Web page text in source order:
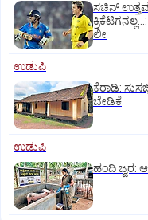
ಸಚಿನ್‌ ಉತ್ತಮ
ಲೀ
ಉಡುಪಿ
ಕೆರಾಡಿ:
ಬೇಡಿಕೆ
ಉಡುಪಿ
ಹಂದಿ ಜ್ವರ: